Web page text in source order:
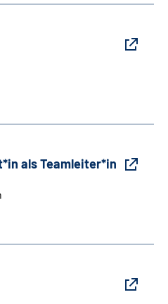
als Teamleiter*in